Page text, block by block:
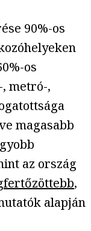
90%-os
os
metró-,
magasabb
az ország
,
alapján